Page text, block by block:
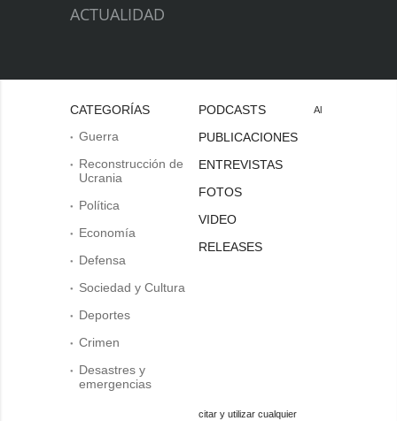
ACTUALIDAD
CATEGORÍAS
Guerra
Reconstrucción de
Ucrania
Política
Economía
Defensa
Sociedad y Cultura
Deportes
Crimen
Desastres y
emergencias
PODCASTS
PUBLICACIONES
ENTREVISTAS
FOTOS
VIDEO
RELEASES
Al
citar y utilizar cualquier